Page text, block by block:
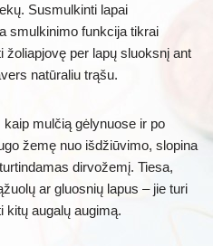
Susmulkinti lapai
smulkinimo funkcija tikrai
žoliapjovę per lapų sluoksnį ant
natūraliu trąšu.
mulčią gėlynuose ir po
žemę nuo išdžiūvimo, slopina
dirvožemį. Tiesa,
ar gluosnių lapus – jie turi
kitų augalų augimą.